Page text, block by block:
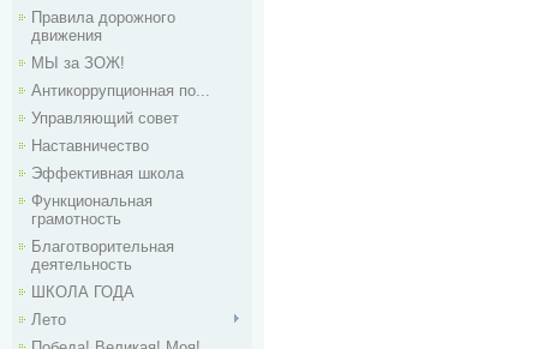
Правила дорожного
движения
МЫ за ЗОЖ!
Антикоррупционная по...
Управляющий совет
Наставничество
Эффективная школа
Функциональная
грамотность
Благотворительная
деятельность
ШКОЛА ГОДА
Лето